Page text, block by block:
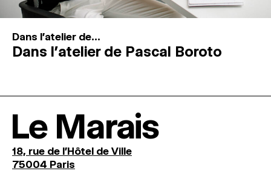
Dans l'atelier de...
Dans l’atelier de Pascal Boroto
Le Marais
18, rue de l'Hôtel de Ville
75004 Paris